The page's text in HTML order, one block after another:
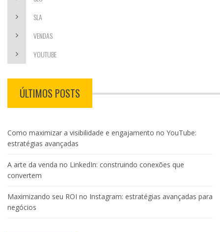
SLA
VENDAS
YOUTUBE
ÚLTIMOS POSTS
Como maximizar a visibilidade e engajamento no YouTube:
estratégias avançadas
A arte da venda no LinkedIn: construindo conexões que
convertem
Maximizando seu ROI no Instagram: estratégias avançadas para
negócios